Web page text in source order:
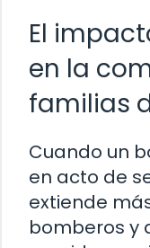
El
en la
familias
Cuando un
en acto de
extiende
bomberos y